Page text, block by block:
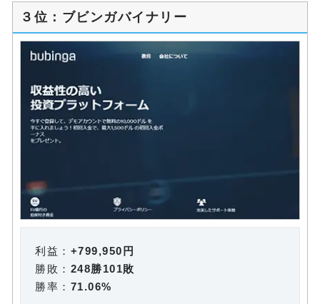
３位：ブビンガバイナリー
利益： +799,950円
勝敗： 248勝101敗
勝率： 71.06%